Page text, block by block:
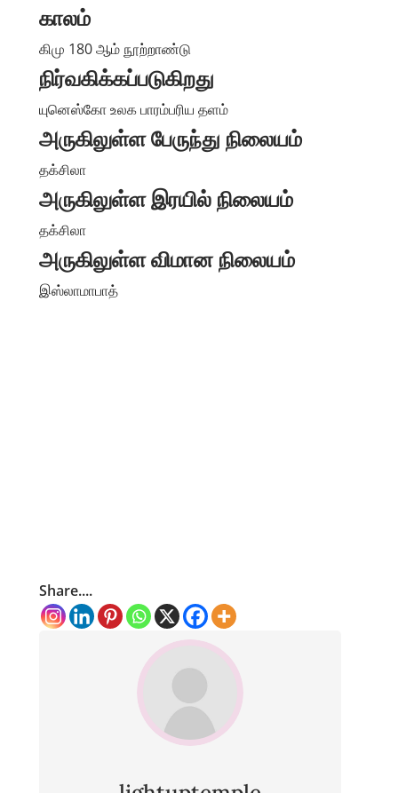
காலம்
கிமு 180 ஆம் நூற்றாண்டு
நிர்வகிக்கப்படுகிறது
யுனெஸ்கோ உலக பாரம்பரிய தளம்
அருகிலுள்ள பேருந்து நிலையம்
தக்சிலா
அருகிலுள்ள இரயில் நிலையம்
தக்சிலா
அருகிலுள்ள விமான நிலையம்
இஸ்லாமாபாத்
Share....